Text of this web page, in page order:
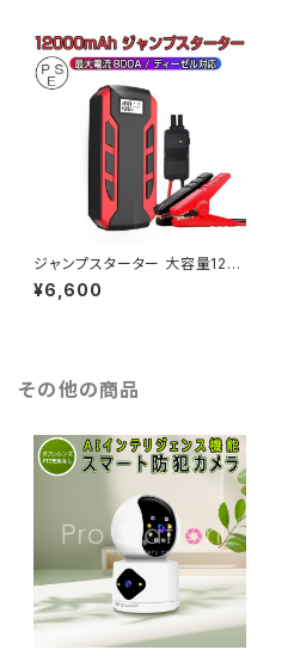
ジャンプスターター 大容量120
00mAh モバイルバッテリー 12
V車 車のバッテリー上がり対策
¥6,600
その他の商品